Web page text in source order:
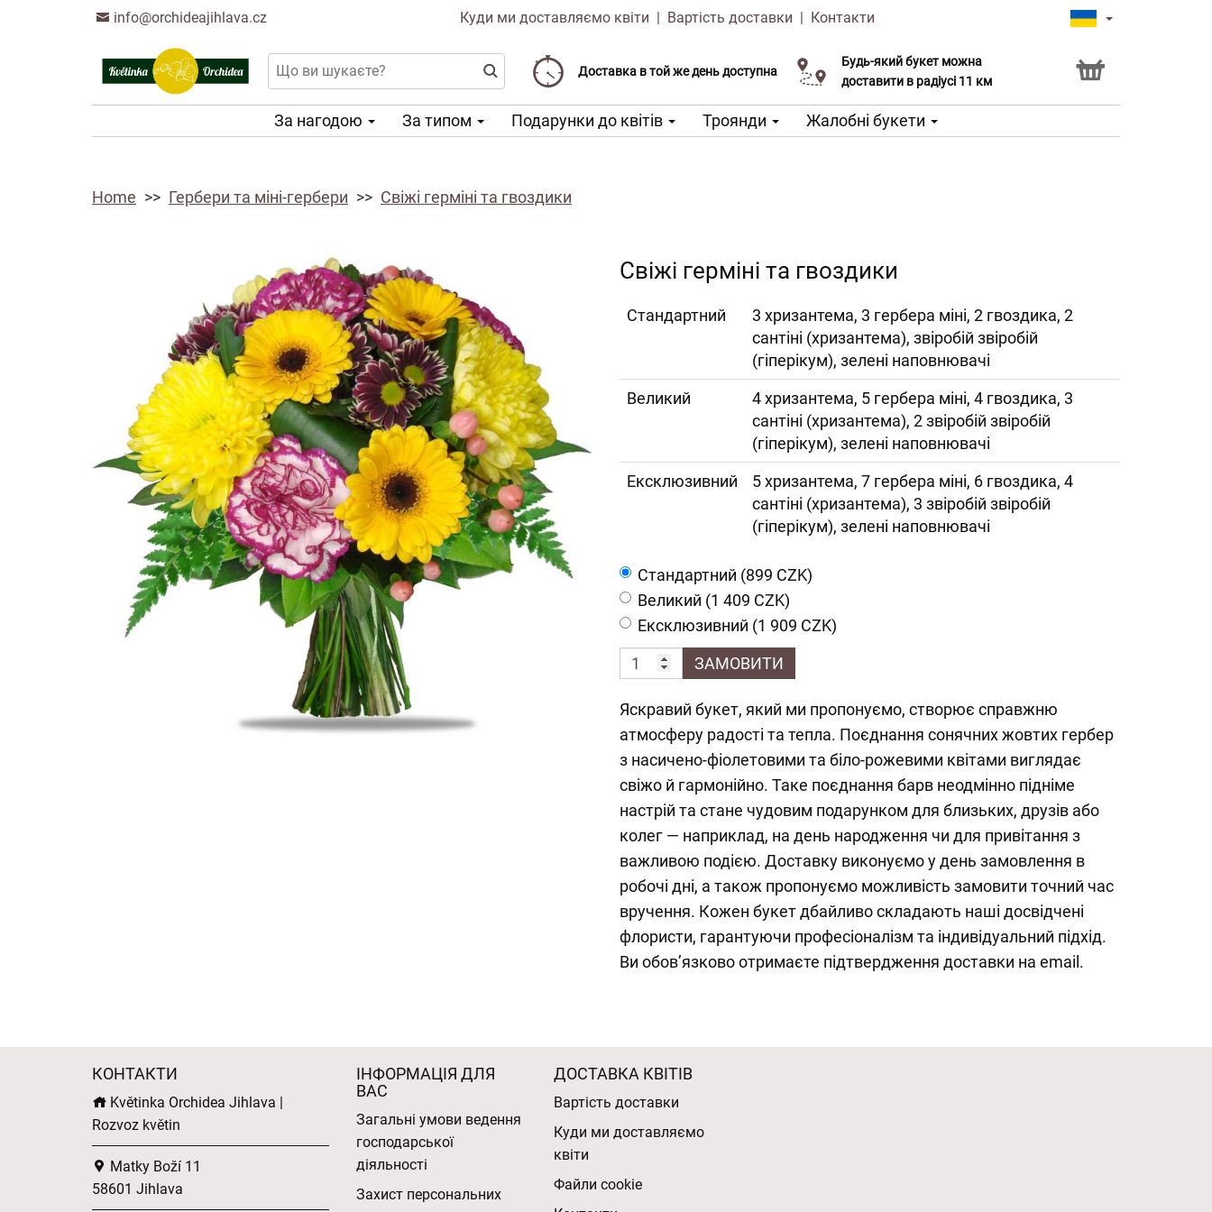
info@orchideajihlava.cz Куди ми доставляємо квіти | Вартість доставки | Контакти
Доставка в той же день доступна
Доставка від 99 CZK
Виберіть дату доставки
Будь-який букет можна
доставити в радіусі 11 км
Послуга Click & Collect
За нагодою За типом Подарунки до квітів Троянди Жалобні букети
Home Гербери та міні-гербери Свіжі герміні та гвоздики
Свіжі герміні та гвоздики
Cтандартний
3 хризантема, 3 гербера міні, 2 гвоздика, 2
сантіні (хризантема), звіробій звіробій
(гіперікум), зелені наповнювачі
Великий
4 хризантема, 5 гербера міні, 4 гвоздика, 3
сантіні (хризантема), 2 звіробій звіробій
(гіперікум), зелені наповнювачі
Ексклюзивний
5 хризантема, 7 гербера міні, 6 гвоздика, 4
сантіні (хризантема), 3 звіробій звіробій
(гіперікум), зелені наповнювачі
Cтандартний (899 CZK)
Великий (1 409 CZK)
Ексклюзивний (1 909 CZK)
ЗАМОВИТИ
Яскравий букет, який ми пропонуємо, створює справжню
атмосферу радості та тепла. Поєднання сонячних жовтих гербер
з насичено-фіолетовими та біло-рожевими квітами виглядає
свіжо й гармонійно. Таке поєднання барв неодмінно підніме
настрій та стане чудовим подарунком для близьких, друзів або
колег — наприклад, на день народження чи для привітання з
важливою подією. Доставку виконуємо у день замовлення в
робочі дні, а також пропонуємо можливість замовити точний час
вручення. Кожен букет дбайливо складають наші досвідчені
флористи, гарантуючи професіоналізм та індивідуальний підхід.
Ви обов’язково отримаєте підтвердження доставки на email.
КОНТАКТИ
Květinka Orchidea Jihlava |
Rozvoz květin
Matky Boží 11
58601 Jihlava
ІНФОРМАЦІЯ ДЛЯ
ВАС
Загальні умови ведення
господарської
діяльності
Захист персональних
ДОСТАВКА КВІТІВ
Вартість доставки
Куди ми доставляємо
квіти
Файли cookie